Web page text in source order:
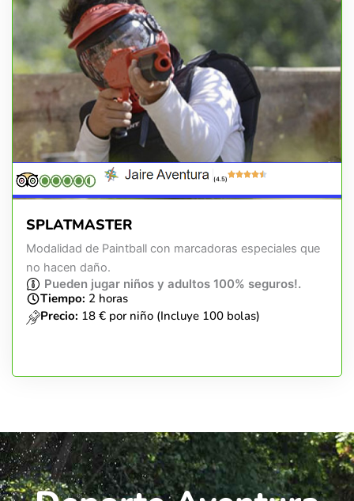
(4.5)
SPLATMASTER
Modalidad de Paintball con marcadoras especiales que
no hacen daño.
Pueden jugar niños y adultos 100% seguros!.
Tiempo: 2 horas
Precio: 18 € por niño (Incluye 100 bolas)